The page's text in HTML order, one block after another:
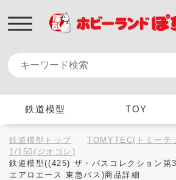
鉄道模型 TOY
鉄道模型トップ
TOMYTEC(トミーテ
1/150(ジオコレ)
鉄道模型((425) ザ・バスコレクション第
エアロエース 東急バス)商品詳細